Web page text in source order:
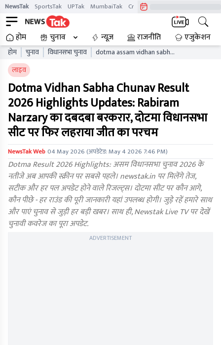
NewsTak SportsTak UPTak MumbaiTak CrimeTak
होम चुनाव न्यूज़ राजनीति एजुकेशन
होम चुनाव विधानसभा चुनाव
dotma assam vidhan sabha
लाइव
Dotma Vidhan Sabha Chunav Result
2026 Highlights Updates: Rabiram
Narzary का दबदबा बरकरार, दोटमा विधानसभा
सीट पर फिर लहराया जीत का परचम
NewsTak Web04 May 2026(अपडेटेड:May 4 2026 7:46 PM)
Dotma Result 2026 Highlights: असम विधानसभा चुनाव 2026 के
नतीजे अब आपकी स्क्रीन पर सबसे पहले। newstak.in पर मिलेंगे तेज,
सटीक और हर पल अपडेट होने वाले रिजल्ट्स। दोटमा सीट पर कौन आगे,
कौन पीछे - हर राउंड की पूरी जानकारी यहां उपलब्ध होगी। जुड़े रहें हमारे साथ
और पाएं चुनाव से जुड़ी हर बड़ी खबर। साथ ही, Newstak Live TV पर देखें
चुनावी कवरेज का पूरा अपडेट.
ADVERTISEMENT